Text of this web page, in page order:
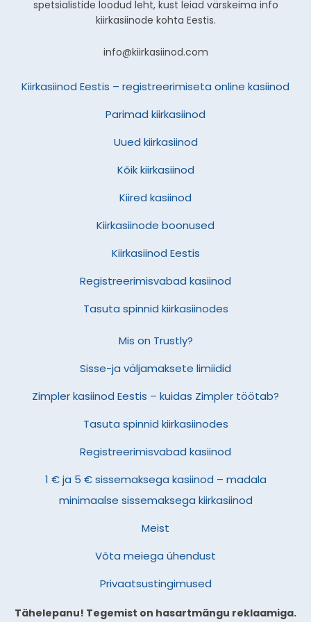
spetsialistide loodud leht, kust leiad värskeima info
kiirkasiinode kohta Eestis.
info@kiirkasiinod.com
Kiirkasiinod Eestis – registreerimiseta online kasiinod
Parimad kiirkasiinod
Uued kiirkasiinod
Kõik kiirkasiinod
Kiired kasiinod
Kiirkasiinode boonused
Kiirkasiinod Eestis
Registreerimisvabad kasiinod
Tasuta spinnid kiirkasiinodes
Mis on Trustly?
Sisse-ja väljamaksete limiidid
Zimpler kasiinod Eestis – kuidas Zimpler töötab?
Tasuta spinnid kiirkasiinodes
Registreerimisvabad kasiinod
1 € ja 5 € sissemaksega kasiinod – madala
minimaalse sissemaksega kiirkasiinod
Meist
Võta meiega ühendust
Privaatsustingimused
Tähelepanu! Tegemist on hasartmängu reklaamiga.